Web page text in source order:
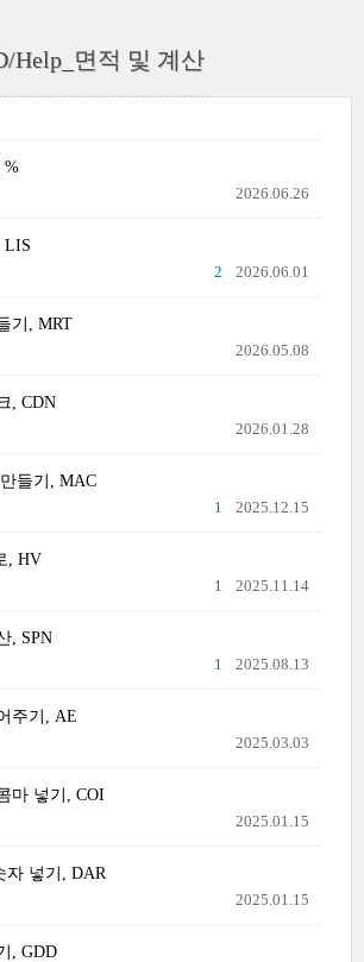
Help_면적 및 계산
%
2026.06.26
LIS
2026.06.01
2
기, MRT
2026.05.08
, CDN
2026.01.28
들기, MAC
2025.12.15
1
, HV
2025.11.14
1
, SPN
2025.08.13
1
주기, AE
2025.03.03
마 넣기, COI
2025.01.15
자 넣기, DAR
2025.01.15
, GDD